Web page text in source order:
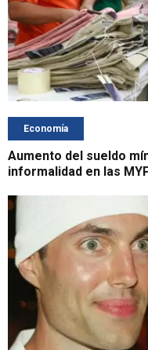
Economía
Aumento del sueldo
informalidad en las